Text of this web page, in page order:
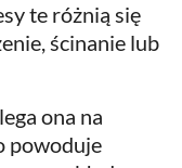
te różnią się
ścinanie lub
ona na
powoduje